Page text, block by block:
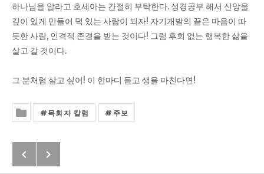
하나님을 알라고 호세아는 간절히 부탁한다. 성경공부 해서 신앙을
깊이 있게 만들어 덕 있는 사람이 되자! 자기개발의 끝은 마음이 따
듯한 사람, 인격적 존경을 받는 것이다! 그럼 후회 없는 행복한 삶을
살고 갈 것이다.
그 분처럼 살고 싶어! 이 한마디 듣고 생을 마친다면!
목회자 칼럼 주보
Post navigation
Previous: 빌립보서 4:6,7
Next: 2020년 9월 29일(화) 벧엘